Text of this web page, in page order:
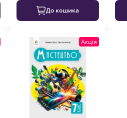
До кошика
Акція